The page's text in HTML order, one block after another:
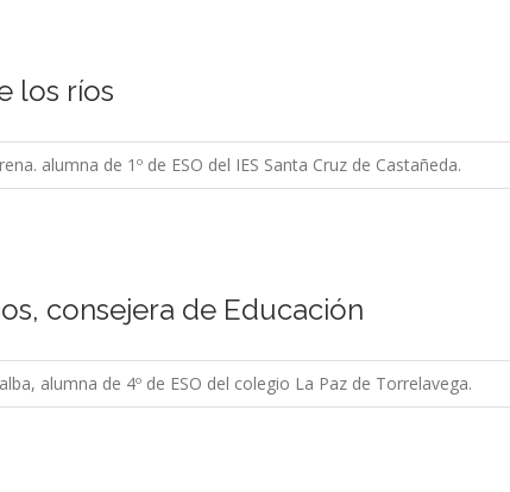
los ríos
alumna de 1º de ESO del IES Santa Cruz de Castañeda.
consejera de Educación
alumna de 4º de ESO del colegio La Paz de Torrelavega.